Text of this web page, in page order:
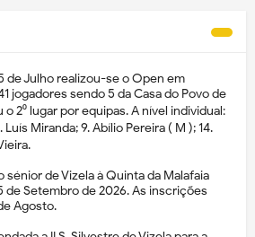
de Julho realizou-se o Open em
jogadores sendo 5 da Casa do Povo de
2⁰ lugar por equipas. A nível individual:
Luís Miranda; 9. Abílio Pereira ( M ); 14.
sénior de Vizela à Quinta da Malafaia
de Setembro de 2026. As inscrições
Agosto.